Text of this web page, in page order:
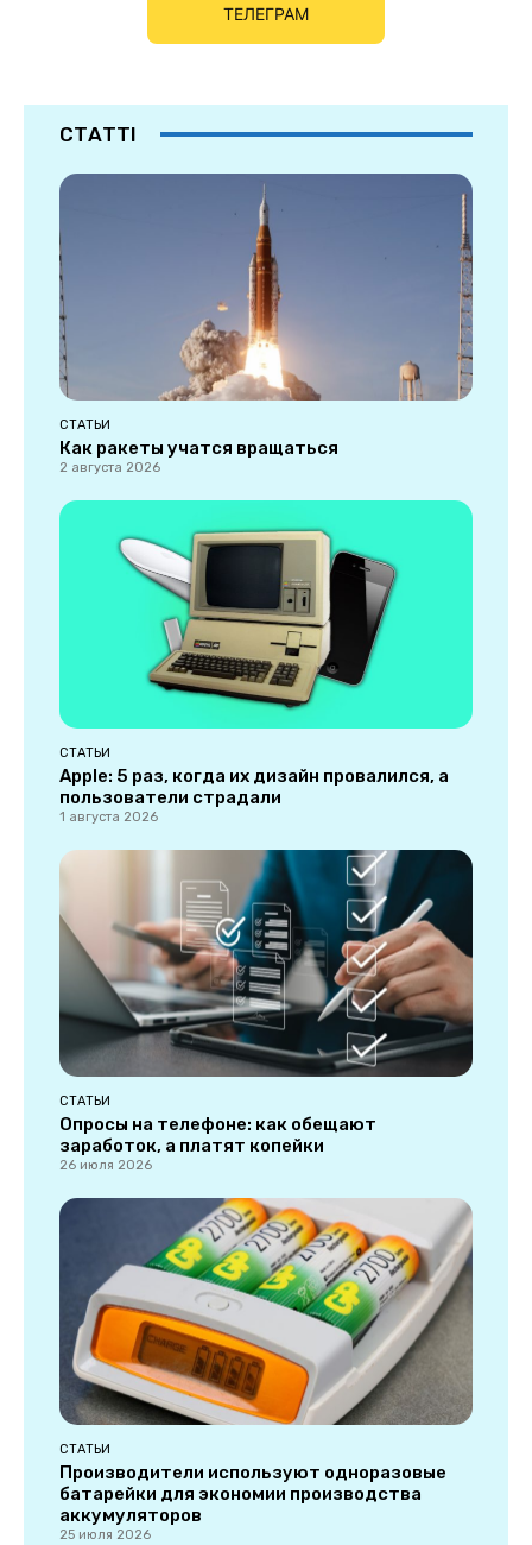
ТЕЛЕГРАМ
СТАТТІ
СТАТЬИ
Как ракеты учатся вращаться
2 августа 2026
СТАТЬИ
Apple: 5 раз, когда их дизайн провалился, а
пользователи страдали
1 августа 2026
СТАТЬИ
Опросы на телефоне: как обещают
заработок, а платят копейки
26 июля 2026
СТАТЬИ
Производители используют одноразовые
батарейки для экономии производства
аккумуляторов
25 июля 2026